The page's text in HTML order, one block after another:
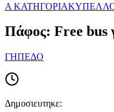
Α ΚΑΤΗΓΟΡΙΑ
Πάφος: Free bus
ΓΗΠΕΔΟ
Δημοσιευτηκε: